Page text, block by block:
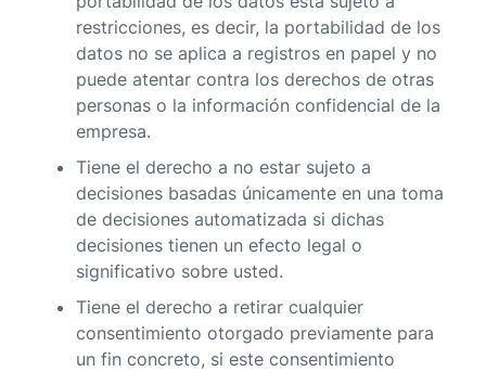
restricciones, es decir, la portabilidad de los
datos no se aplica a registros en papel y no
puede atentar contra los derechos de otras
personas o la información confidencial de la
empresa.
Tiene el derecho a no estar sujeto a
decisiones basadas únicamente en una toma
de decisiones automatizada si dichas
decisiones tienen un efecto legal o
significativo sobre usted.
Tiene el derecho a retirar cualquier
consentimiento otorgado previamente para
un fin concreto, si este consentimiento